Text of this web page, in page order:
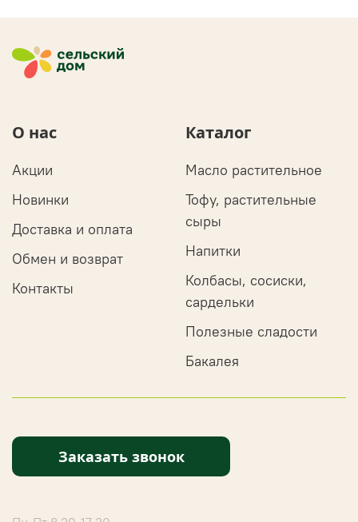
О нас
Акции
Новинки
Доставка и оплата
Обмен и возврат
Контакты
Каталог
Масло растительное
Тофу, растительные
сыры
Напитки
Колбасы, сосиски,
сардельки
Полезные сладости
Бакалея
Заказать звонок